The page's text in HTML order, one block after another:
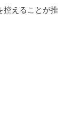
控えることが推